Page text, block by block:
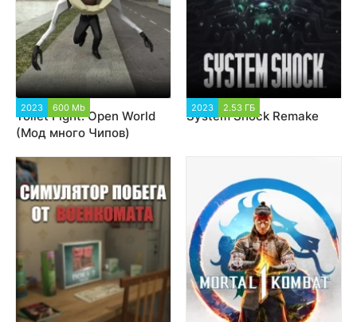
2023 600 Mb
Toilet Fight: Open World
(Мод много Чипов)
2023 2.53 ГБ
System Shock Remake